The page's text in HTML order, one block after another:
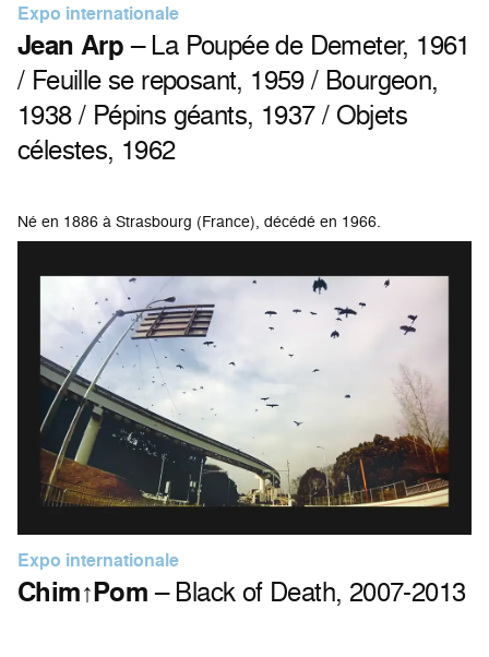
Expo internationale
Jean Arp– La Poupée de Demeter, 1961
/ Feuille se reposant, 1959 / Bourgeon,
1938 / Pépins géants, 1937 / Objets
célestes, 1962
Né en 1886 à Strasbourg (France), décédé en 1966.
Expo internationale
Chim↑Pom– Black of Death, 2007-2013